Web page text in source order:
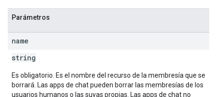
Parámetros
name
string
Es obligatorio. Es el nombre del recurso de la membresía que se
borrará. Las apps de chat pueden borrar las membresías de los
usuarios humanos o las suyas propias. Las apps de chat no